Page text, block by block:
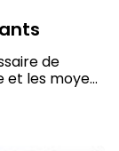
de
et les moye...